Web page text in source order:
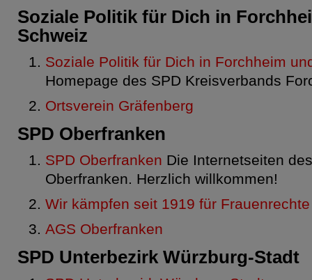
Soziale Politik für Dich in
Schweiz
Soziale Politik für Dich in Forchheim
Homepage des SPD Kreisverbands
Ortsverein Gräfenberg
SPD Oberfranken
SPD Oberfranken Die Internetseiten
Oberfranken. Herzlich willkommen!
Wir kämpfen seit 1919 für Frauenrechte
AGS Oberfranken
SPD Unterbezirk Würzburg-Stadt